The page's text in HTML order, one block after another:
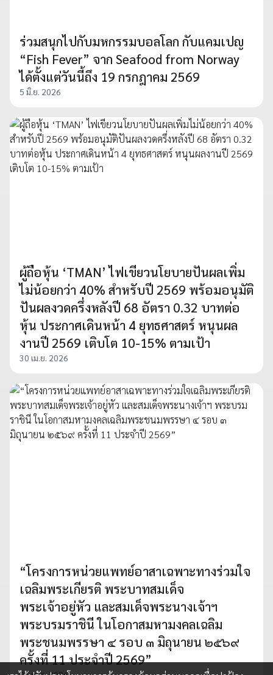
ร่วมสนุกไปกับมหกรรมบอลโลก กับแคมเปญ
“Fish Fever” จาก Seafood from Norway
ได้ตั้งแต่วันนี้ถึง 19 กรกฎาคม 2569
5 มิ.ย. 2026
ผู้ถือหุ้น ‘TMAN’ ไฟเขียวนโยบายปันผลเพิ่ม
ไม่น้อยกว่า 40% สำหรับปี 2569 พร้อมอนุมัติ
ปันผลงวดครึ่งหลังปี 68 อัตรา 0.32 บาทต่อ
หุ้น ประกาศเดินหน้า 4 ยุทธศาสตร์ หนุนผล
งานปี 2569 เติบโต 10-15% ตามเป้า
30 เม.ย. 2026
“โครงการหน่วยแพทย์อาสาเฉพาะทางร่วมใจ
เฉลิมพระเกียรติ พระบาทสมเด็จ
พระเจ้าอยู่หัว และสมเด็จพระนางเจ้าฯ
พระบรมราชินี ในโอกาสมหามงคลเฉลิม
พระชนมพรรษา ๔ รอบ ๓ มิถุนายน ๒๕๖๙
ครั้งที่ 11 ประจำปี 2569”